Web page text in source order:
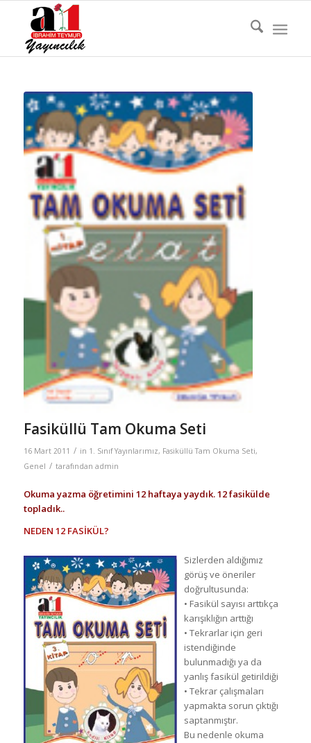
Fasiküllü Tam Okuma Seti
16 Mart 2011 / in 1. Sınıf Yayınlarımız, Fasiküllü Tam Okuma Seti,
Genel / tarafından admin
Okuma yazma öğretimini 12 haftaya yaydık. 12 fasikülde
topladık..
NEDEN 12 FASİKÜL?
Sizlerden aldığımız
görüş ve öneriler
doğrultusunda:
• Fasikül sayısı arttıkça
karışıklığın arttığı
• Tekrarlar için geri
istendiğinde
bulunmadığı ya da
yanlış fasikül getirildiği
• Tekrar çalışmaları
yapmakta sorun çıktığı
saptanmıştır.
Bu nedenle okuma